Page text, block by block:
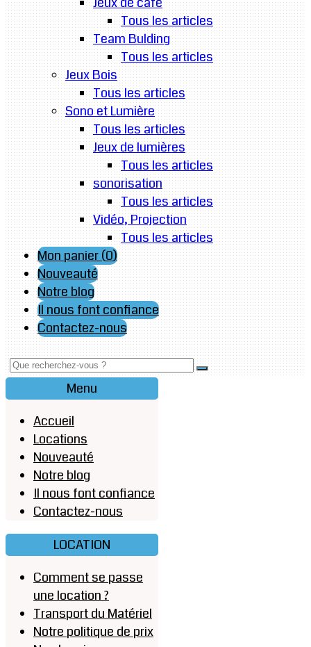
Tous les articles
Team Bulding
Tous les articles
Jeux Bois
Tous les articles
Sono et Lumière
Tous les articles
Jeux de lumières
Tous les articles
sonorisation
Tous les articles
Vidéo, Projection
Tous les articles
Mon panier (0)
Nouveauté
Notre blog
Il nous font confiance
Contactez-nous
Menu
Accueil
Locations
Nouveauté
Notre blog
Il nous font confiance
Contactez-nous
LOCATION
Comment se passe
une location ?
Transport du Matériel
Notre politique de prix